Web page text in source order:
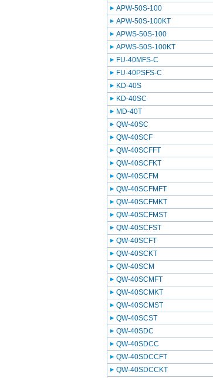
APW-50S-100
APW-50S-100KT
APWS-50S-100
APWS-50S-100KT
FU-40MFS-C
FU-40PSFS-C
KD-40S
KD-40SC
MD-40T
QW-40SC
QW-40SCF
QW-40SCFFT
QW-40SCFKT
QW-40SCFM
QW-40SCFMFT
QW-40SCFMKT
QW-40SCFMST
QW-40SCFST
QW-40SCFT
QW-40SCKT
QW-40SCM
QW-40SCMFT
QW-40SCMKT
QW-40SCMST
QW-40SCST
QW-40SDC
QW-40SDCC
QW-40SDCCFT
QW-40SDCCKT